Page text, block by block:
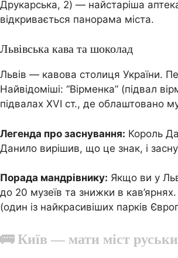
Друкарська, 2) — найстаріша
відкривається панорама міста.
Львівська кава та шоколад
Львів — кавова столиця України.
Найвідоміші: “Вірменка” (підвал
підвалах XVI ст., де облаштовано
Легенда про заснування: Король
Данило вирішив, що це знак, і
Порада мандрівнику: Якщо ви у
до 20 музеїв та знижки в
(один із найкрасивіших парків
🚌 Київ — мати міст